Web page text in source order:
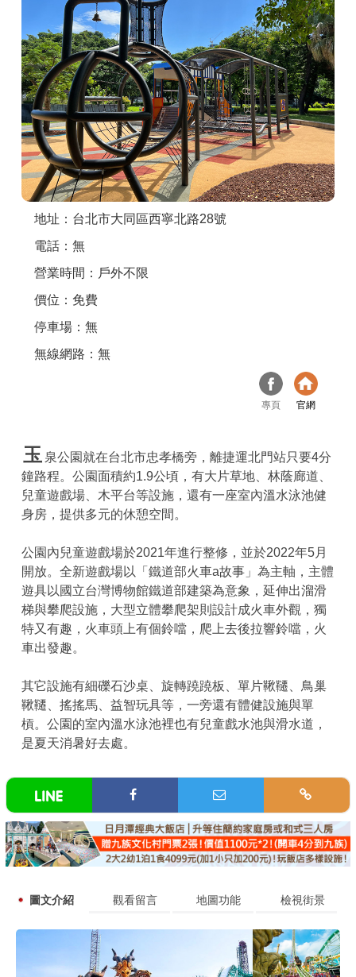
討論區
聯絡我們
APP下載
地址：台北市大同區西寧北路28號
電話：無
營業時間：戶外不限
價位：免費
停車場：無
無線網路：無
專頁 官網
玉 泉公園就在台北市忠孝橋旁，離捷運北門站只要4分
鐘路程。公園面積約1.9公頃，有大片草地、林蔭廊道、
兒童遊戲場、木平台等設施，還有一座室內溫水泳池健
身房，提供多元的休憩空間。
公園內兒童遊戲場於2021年進行整修，並於2022年5月
開放。全新遊戲場以「鐵道部火車a故事」為主軸，主體
遊具以國立台灣博物館鐵道部建築為意象，延伸出溜滑
梯與攀爬設施，大型立體攀爬架則設計成火車外觀，獨
特又有趣，火車頭上有個鈴噹，爬上去後拉響鈴噹，火
車出發趣。
其它設施有細礫石沙桌、旋轉蹺蹺板、單片鞦韆、鳥巢
鞦韆、搖搖馬、益智玩具等，一旁還有體健設施與單
槓。公園的室內溫水泳池裡也有兒童戲水池與滑水道，
是夏天消暑好去處。
圖文介紹 觀看留言 地圖功能 檢視街景